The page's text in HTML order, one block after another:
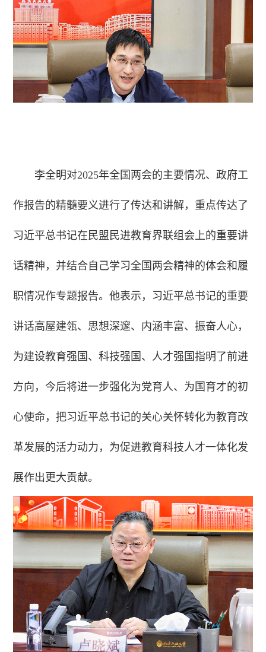
李全明对2025年全国两会的主要情况、政府工
作报告的精髓要义进行了传达和讲解，重点传达了
习近平总书记在民盟民进教育界联组会上的重要讲
话精神，并结合自己学习全国两会精神的体会和履
职情况作专题报告。他表示，习近平总书记的重要
讲话高屋建瓴、思想深邃、内涵丰富、振奋人心，
为建设教育强国、科技强国、人才强国指明了前进
方向，今后将进一步强化为党育人、为国育才的初
心使命，把习近平总书记的关心关怀转化为教育改
革发展的活力动力，为促进教育科技人才一体化发
展作出更大贡献。